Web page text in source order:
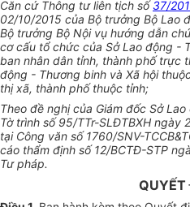
Căn cứ Thông tư liên tịch số37/
02/10/2015 của Bộ trưởng Bộ Lao
Bộ trưởng Bộ Nội vụ hướng dẫn
cơ cấu tổ chức của Sở Lao động -
ban nhân dân tỉnh, thành phố trực
động - Thương binh và Xã hội
thị xã, thành phố thuộc tỉnh;
Theo đề nghị của Giám đốc Sở
Tờ trình số 95/TTr-SLĐTBXH ngày
tại Công văn số 1760/SNV-
cáo thẩm định số 12/BCTĐ-STP
Tư pháp.
QUYẾT